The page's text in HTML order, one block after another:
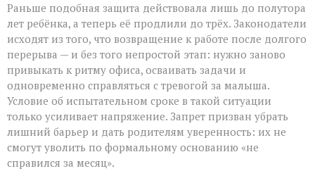
Раньше подобная защита действовала лишь до полутора
лет ребёнка, а теперь её продлили до трёх. Законодатели
исходят из того, что возвращение к работе после долгого
перерыва — и без того непростой этап: нужно заново
привыкать к ритму офиса, осваивать задачи и
одновременно справляться с тревогой за малыша.
Условие об испытательном сроке в такой ситуации
только усиливает напряжение. Запрет призван убрать
лишний барьер и дать родителям уверенность: их не
смогут уволить по формальному основанию «не
справился за месяц».